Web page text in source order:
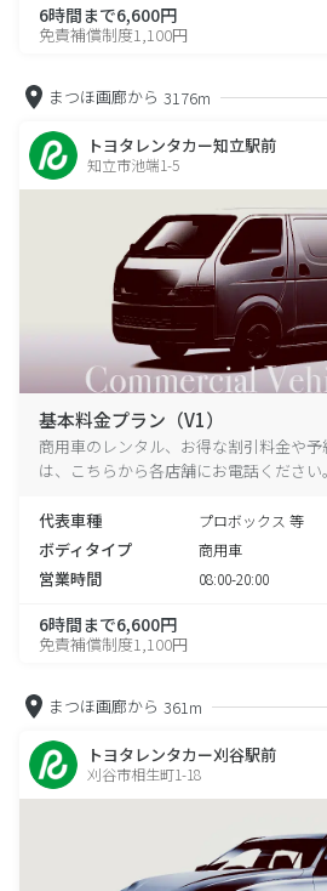
6時間まで6,600円
免責補償制度1,100円
まつほ画廊から 3176m
トヨタレンタカー知立駅前
知立市池端1-5
基本料金プラン（V1）
商用車のレンタル、お得な割引料金や
は、こちらから各店舗にお電話ください。
代表車種 プロボックス 等
ボディタイプ 商用車
営業時間 08:00-20:00
6時間まで6,600円
免責補償制度1,100円
まつほ画廊から 361m
トヨタレンタカー刈谷駅前
刈谷市相生町1-18